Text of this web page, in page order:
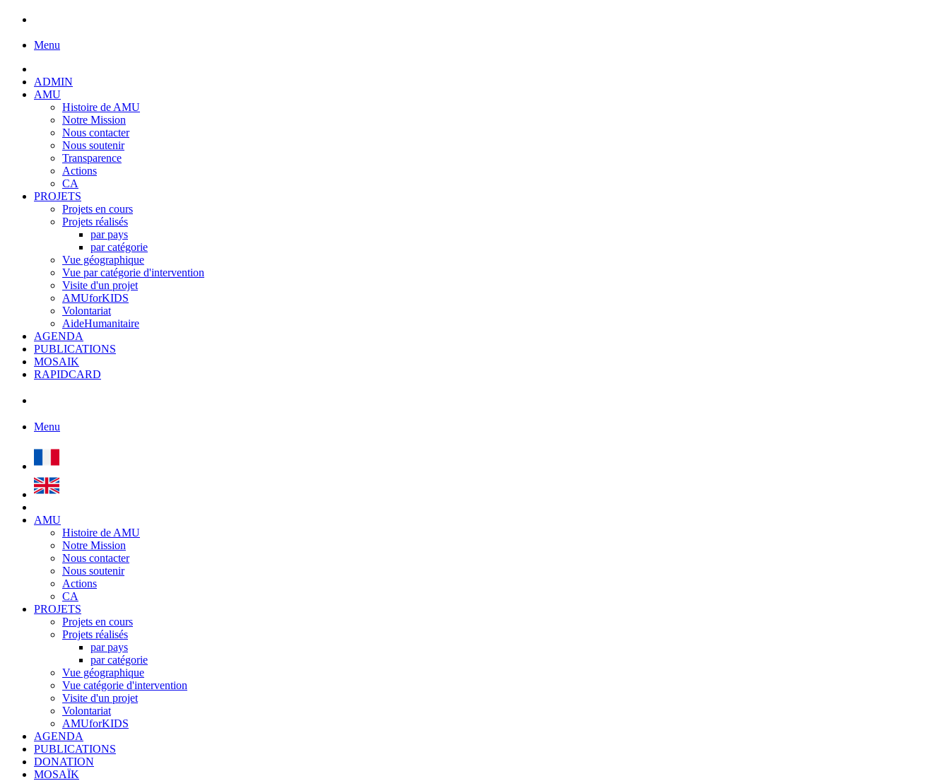
Menu
ADMIN
AMU
Histoire de AMU
Notre Mission
Nous contacter
Nous soutenir
Transparence
Actions
CA
PROJETS
Projets en cours
Projets réalisés
par pays
par catégorie
Vue géographique
Vue par catégorie d'intervention
Visite d'un projet
AMUforKIDS
Volontariat
AideHumanitaire
AGENDA
PUBLICATIONS
MOSAIK
RAPIDCARD
Menu
AMU
Histoire de AMU
Notre Mission
Nous contacter
Nous soutenir
Actions
CA
PROJETS
Projets en cours
Projets réalisés
par pays
par catégorie
Vue géographique
Vue catégorie d'intervention
Visite d'un projet
Volontariat
AMUforKIDS
AGENDA
PUBLICATIONS
DONATION
MOSAÏK